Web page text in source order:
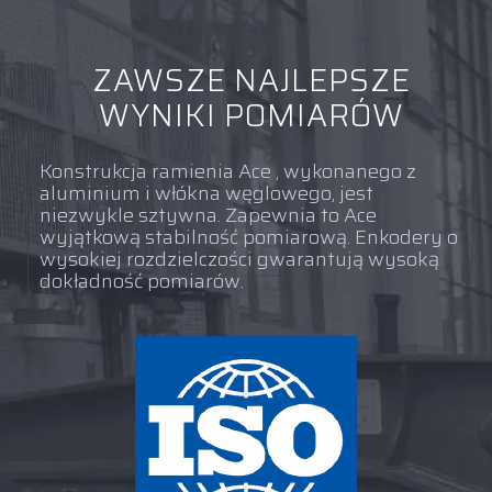
ZAWSZE NAJLEPSZE
WYNIKI POMIARÓW
Konstrukcja ramienia Ace , wykonanego z
aluminium i włókna węglowego, jest
niezwykle sztywna. Zapewnia to Ace
wyjątkową stabilność pomiarową. Enkodery o
wysokiej rozdzielczości gwarantują wysoką
dokładność pomiarów.